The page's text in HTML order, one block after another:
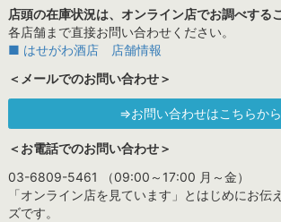
店頭の在庫状況は、オンライン店でお調べする
各店舗まで直接お問い合わせください。
■ はせがわ酒店 店舗情報
＜メールでのお問い合わせ＞
⇒お問い合わせはこちらから
＜お電話でのお問い合わせ＞
03-6809-5461 （09:00～17:00 月～金）
「オンライン店を見ています」とはじめにお伝
ズです。